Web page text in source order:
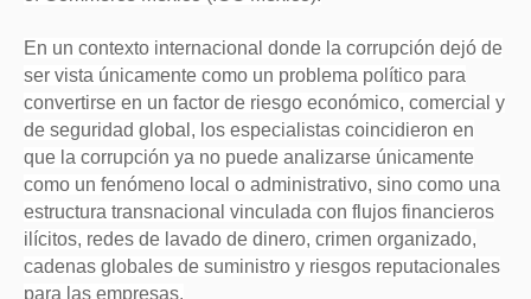
En un contexto internacional donde la corrupción dejó de
ser vista únicamente como un problema político para
convertirse en un factor de riesgo económico, comercial y
de seguridad global, los especialistas coincidieron en
que la corrupción ya no puede analizarse únicamente
como un fenómeno local o administrativo, sino como una
estructura transnacional vinculada con flujos financieros
ilícitos, redes de lavado de dinero, crimen organizado,
cadenas globales de suministro y riesgos reputacionales
para las empresas.